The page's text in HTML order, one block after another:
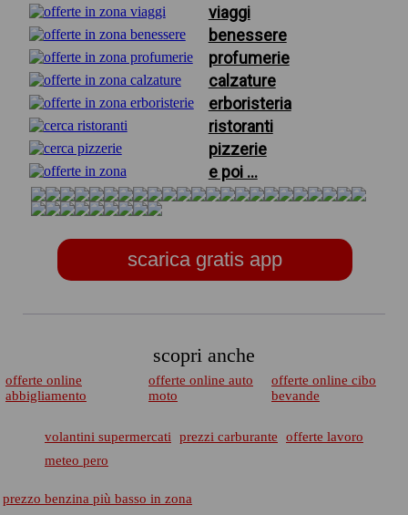
viaggi
benessere
profumerie
calzature
erboristeria
ristoranti
pizzerie
e poi ...
scarica gratis app
scopri anche
offerte online
abbigliamento
offerte online auto
moto
offerte online cibo
bevande
volantini supermercati prezzi carburante
offerte lavoro
meteo pero
prezzo benzina più basso in zona